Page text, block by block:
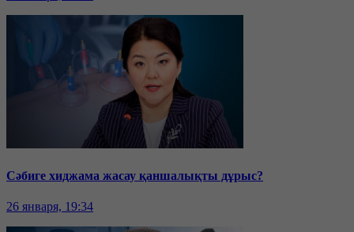
Сәбиге хиджама жасау қаншалықты дұрыс?
26 января, 19:34